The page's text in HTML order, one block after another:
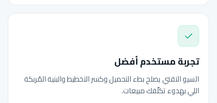
تجربة مستخدم أفضل
السيو التقني يصلح بطء التحميل وكسر التخطيط والبنية المُربكة
اللي بهدوء تكلّفك مبيعات.